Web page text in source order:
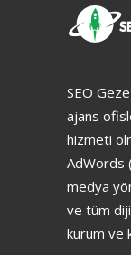
SEO
ajans
hizmeti
AdWords
medya
ve tüm
kurum ve